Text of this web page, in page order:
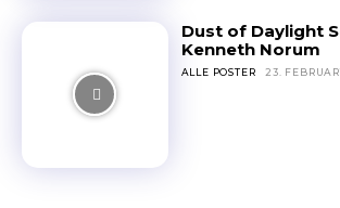
Dust of Daylight
Kenneth Norum
ALLE POSTER 23.